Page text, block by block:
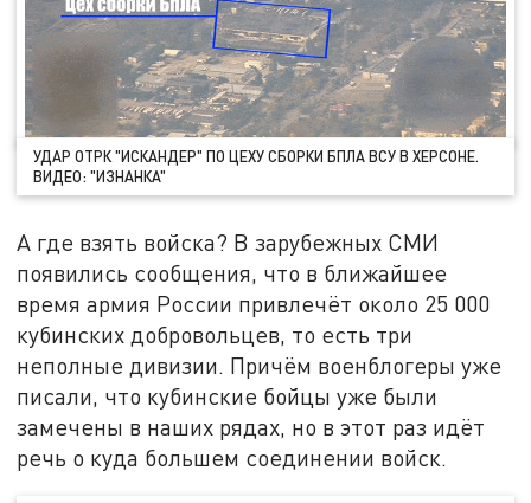
УДАР ОТРК "ИСКАНДЕР" ПО ЦЕХУ СБОРКИ БПЛА ВСУ В ХЕРСОНЕ.
ВИДЕО: "ИЗНАНКА"
А где взять войска? В зарубежных СМИ
появились сообщения, что в ближайшее
время армия России привлечёт около 25 000
кубинских добровольцев, то есть три
неполные дивизии. Причём военблогеры уже
писали, что кубинские бойцы уже были
замечены в наших рядах, но в этот раз идёт
речь о куда большем соединении войск.